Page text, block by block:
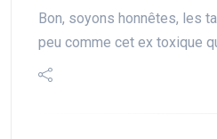
Bon, soyons honnêtes, les
peu comme cet ex toxique